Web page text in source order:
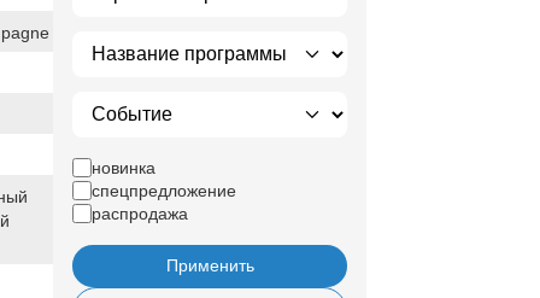
новинка
спецпредложение
распродажа
Применить